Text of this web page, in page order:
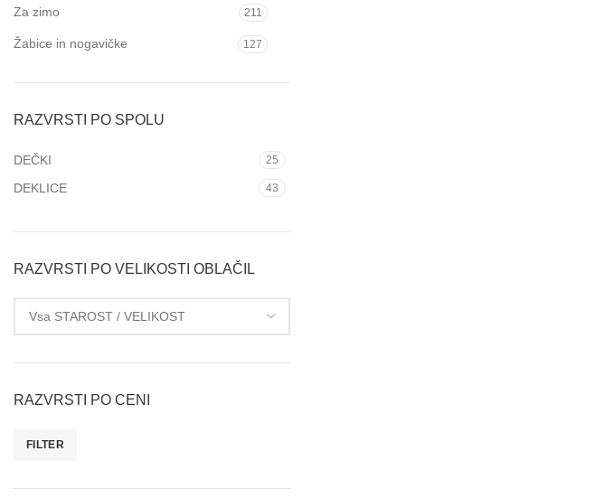
Za zimo 211
Žabice in nogavičke 127
RAZVRSTI PO SPOLU
DEČKI 25
DEKLICE 43
RAZVRSTI PO VELIKOSTI OBLAČIL
RAZVRSTI PO CENI
FILTER